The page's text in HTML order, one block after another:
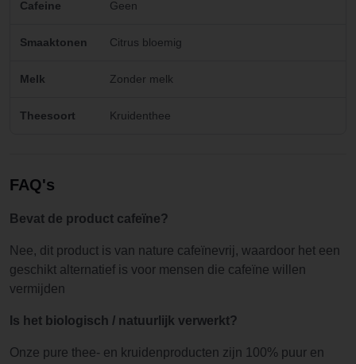
Cafeine Geen
Smaaktonen Citrus bloemig
Melk Zonder melk
Theesoort Kruidenthee
FAQ's
Bevat de product cafeïne?
Nee, dit product is van nature cafeïnevrij, waardoor het een
geschikt alternatief is voor mensen die cafeïne willen
vermijden
Is het biologisch / natuurlijk verwerkt?
Onze pure thee- en kruidenproducten zijn 100% puur en